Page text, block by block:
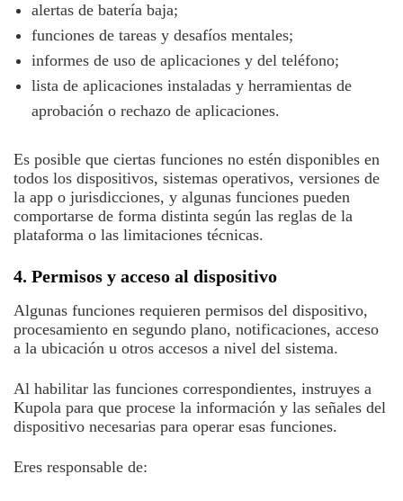
alertas de batería baja;
funciones de tareas y desafíos mentales;
informes de uso de aplicaciones y del teléfono;
lista de aplicaciones instaladas y herramientas de
aprobación o rechazo de aplicaciones.
Es posible que ciertas funciones no estén disponibles en
todos los dispositivos, sistemas operativos, versiones de
la app o jurisdicciones, y algunas funciones pueden
comportarse de forma distinta según las reglas de la
plataforma o las limitaciones técnicas.
4. Permisos y acceso al dispositivo
Algunas funciones requieren permisos del dispositivo,
procesamiento en segundo plano, notificaciones, acceso
a la ubicación u otros accesos a nivel del sistema.
Al habilitar las funciones correspondientes, instruyes a
Kupola para que procese la información y las señales del
dispositivo necesarias para operar esas funciones.
Eres responsable de: